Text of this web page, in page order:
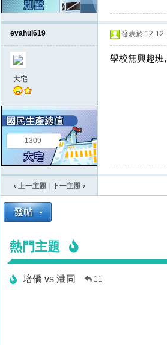
evahui619
大宅
1309
發表於 12-
學校無興趣班
‹ 上一主題 下一主題 ›
熱門主題
培僑 vs 港同 11